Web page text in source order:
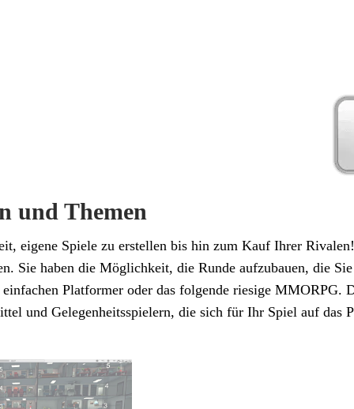
und Themen
eigene Spiele zu erstellen bis hin zum Kauf Ihrer
Sie haben die Möglichkeit, die Runde aufzubauen, die
einfachen Platformer oder das folgende riesige
und Gelegenheitsspielern, die sich für Ihr Spiel auf